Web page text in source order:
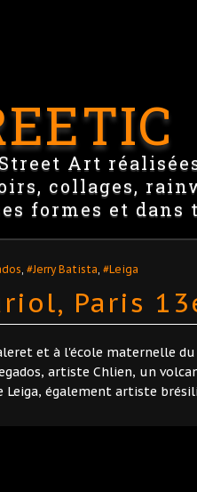
Art
collages,
formes et dans
, #Jerry Batista, #Leiga
Paris
et à l'école maternelle
artiste Chlien, un
également artiste